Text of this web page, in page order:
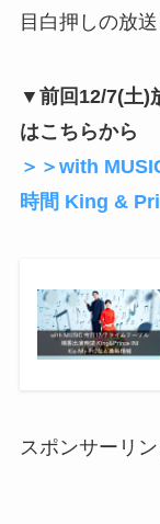
目白押しの放
▼前回12/7(土)
はこちらから
＞＞with
時間 King &
スポンサーリン